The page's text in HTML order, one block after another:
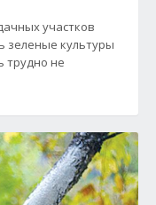
участков
зеленые культуры
трудно не